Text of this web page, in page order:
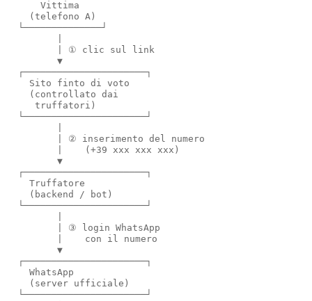
      Vittima
    (telefono A)
  └──────────────┘
         | ① clic sul link
         ▼
  ┌──────────────────────┐
    Sito finto di voto
    (controllato dai
     truffatori)
  └──────────────────────┘
         | ② inserimento del numero
         |    (+39 xxx xxx xxx)
         ▼
  ┌──────────────────────┐
    Truffatore
    (backend / bot)
  └──────────────────────┘
         | ③ login WhatsApp
         |    con il numero
         ▼
  ┌──────────────────────┐
    WhatsApp
    (server ufficiale)
  └──────────────────────┘